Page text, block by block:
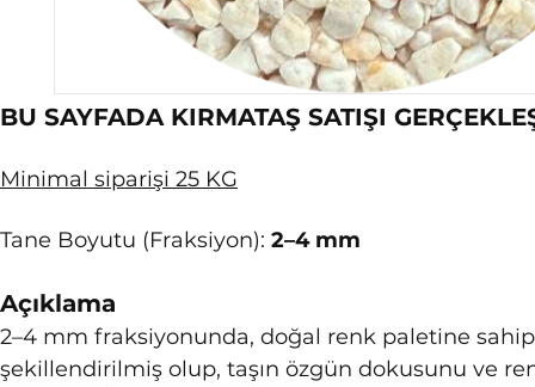
BU SAYFADA KIRMATAŞ SATIŞI
Minimal siparişi 25 KG
Tane Boyutu (Fraksiyon): 2–4 mm
Açıklama
2–4 mm fraksiyonunda, doğal renk paletine
şekillendirilmiş olup, taşın özgün dokusunu ve